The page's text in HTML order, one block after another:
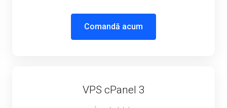
Comandă acum
VPS cPanel 3